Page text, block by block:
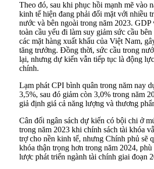
Theo đó, sau khi phục hồi mạnh mẽ vào
kinh tế hiện đang phải đối mặt với nhiều
nước và bên ngoài trong năm 2023. GDP
toàn cầu yếu đi làm suy giảm sức cầu
các mặt hàng xuất khẩu của Việt Nam,
tăng trưởng. Đồng thời, sức cầu trong
lại, nhưng dự kiến vẫn tiếp tục là động
chính.
Lạm phát CPI bình quân trong năm nay
3,5%, sau đó giảm còn 3,0% trong năm
giả định giá cả năng lượng và thương
Cân đối ngân sách dự kiến có bội chi ở
trong năm 2023 khi chính sách tài khóa
trợ cho nền kinh tế, nhưng Chính phủ sẽ
khóa thận trọng hơn trong năm 2024,
lược phát triển ngành tài chính giai đoạn